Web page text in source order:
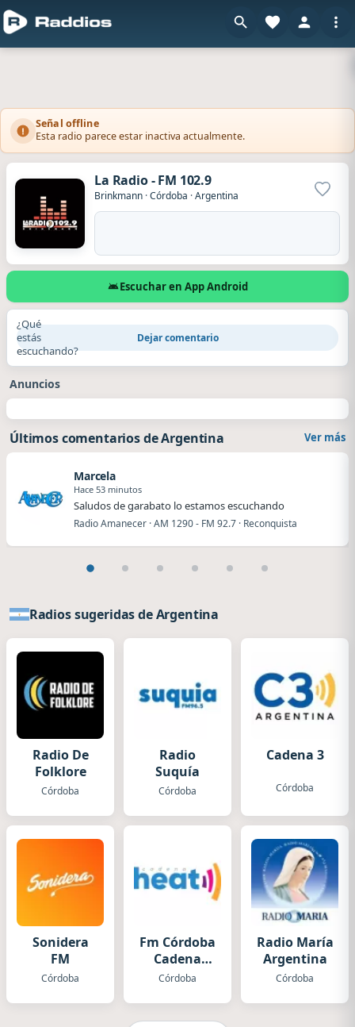
Señal offline
Esta radio parece estar inactiva actualmente.
La Radio - FM 102.9
Brinkmann ·Córdoba ·Argentina
Escuchar en App Android
¿Qué
estás
escuchando?
Dejar comentario
Anuncios
Últimos comentarios de Argentina Ver más
Marcela
Hace 53 minutos
Saludos de garabato lo estamos escuchando
Radio Amanecer · AM 1290 - FM 92.7 · Reconquista
Radios sugeridas de Argentina
Radio De
Folklore
Córdoba
Radio
Suquía
Córdoba
Cadena 3
Córdoba
Sonidera
FM
Córdoba
Fm Córdoba
Cadena
Heat
Córdoba
Radio María
Argentina
Córdoba